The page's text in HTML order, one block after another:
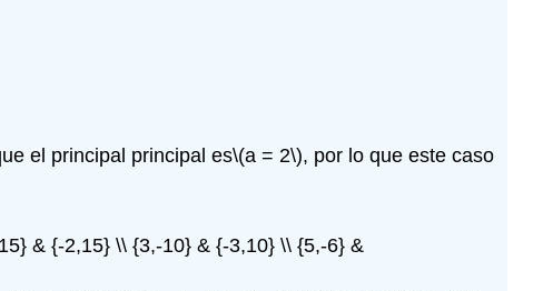
el principal principal es\(a = 2\), por lo que este caso
& {-2,15} \\ {3,-10} & {-3,10} \\ {5,-6} &